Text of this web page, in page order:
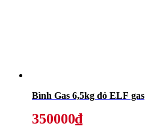
Bình Gas 6,5kg đỏ ELF gas
350000₫